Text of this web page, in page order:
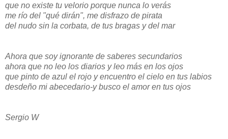
que no existe tu velorio porque nunca lo verás
me río del "qué dirán", me disfrazo de pirata
del nudo sin la corbata, de tus bragas y del mar
Ahora que soy ignorante de saberes secundarios
ahora que no leo los diarios y leo más en los ojos
que pinto de azul el rojo y encuentro el cielo en tus labios
desdeño mi abecedario-y busco el amor en tus ojos
Sergio W